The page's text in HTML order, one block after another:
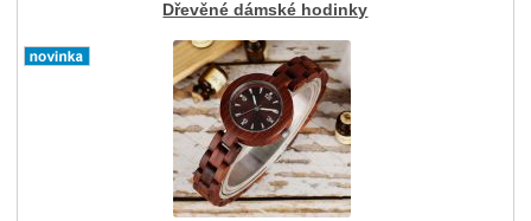
Dřevěné dámské hodinky